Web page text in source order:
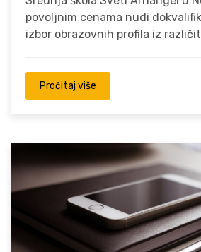
povoljnim cenama nudi
izbor obrazovnih profila iz
Pročitaj više